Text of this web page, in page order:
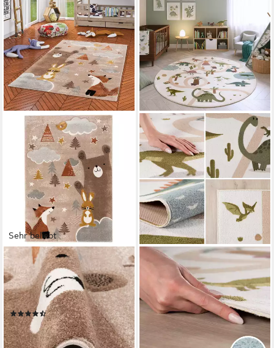
Sehr beliebt
PERGAMON
Kinderteppich Kinder Teppich
Maui Kids Fuchs und Bär,
Rechteckig, Höhe: 13 mm
(40)
ab 34,90 € UVP79,90 €
-56%
TEPPIUM
Teppich Bunte Dino Welt,
Rund, Höhe: 5 mm, Teppich
Kinderzimmer
ab 53,90 € UVP107,90 €
lieferbar - in 2-3 Werktagen bei dir